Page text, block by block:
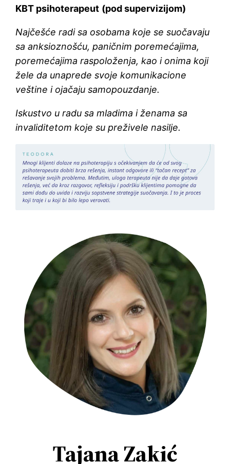
KBT psihoterapeut (pod supervizijom)
Najčešće radi sa osobama koje se suočavaju
sa anksioznošću, paničnim poremećajima,
poremećajima raspoloženja, kao i onima koji
žele da unaprede svoje komunikacione
veštine i ojačaju samopouzdanje.
Iskustvo u radu sa mladima i ženama sa
invaliditetom koje su preživele nasilje.
Tajana Zakić